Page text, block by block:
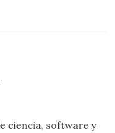
ciencia, software y